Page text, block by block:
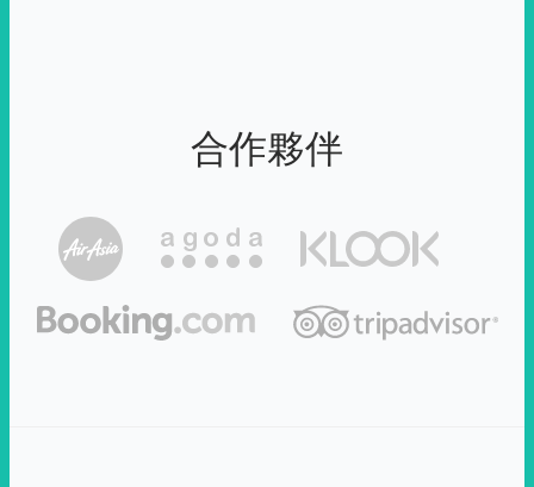
合作夥伴